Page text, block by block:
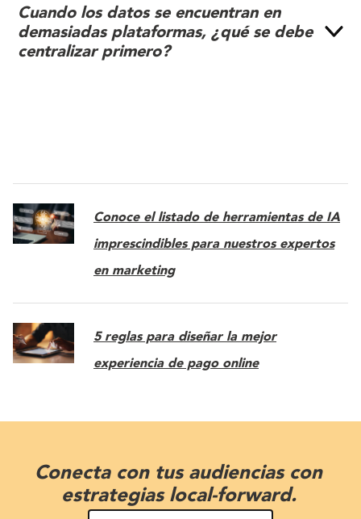
Cuando los datos se encuentran en
demasiadas plataformas, ¿qué se debe
centralizar primero?
Conoce el listado de herramientas de IA
imprescindibles para nuestros expertos
en marketing
5 reglas para diseñar la mejor
experiencia de pago online
Conecta con tus audiencias con
estrategias local-forward.